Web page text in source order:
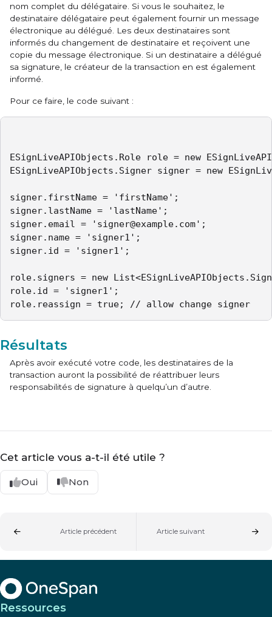
nom complet du délégataire. Si vous le souhaitez, le
destinataire délégataire peut également fournir un message
électronique au délégué. Les deux destinataires sont
informés du changement de destinataire et reçoivent une
copie du message électronique. Si un destinataire a délégué
sa signature, le créateur de la transaction en est également
informé.
Pour ce faire, le code suivant :
ESignLiveAPIObjects.Role role = new
ESignLiveAPIObjects.Signer signer = new
signer.firstName = 'firstName';
signer.lastName = 'lastName';
signer.email = 'signer@example.com';
signer.name = 'signer1';
signer.id = 'signer1';
role.signers = new
role.id = 'signer1';
role.reassign = true; // allow change signer
Résultats
Après avoir exécuté votre code, les destinataires de la
transaction auront la possibilité de réattribuer leurs
responsabilités de signature à quelqu’un d’autre.
Cet article vous a-t-il été utile ?
Oui Non
Article précédent Article suivant
Ressources